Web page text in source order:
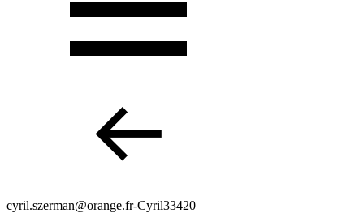
cyril.szerman@orange.fr-Cyril33420